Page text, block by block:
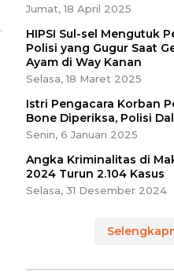
Jumat, 18 April 2025
HIPSI Sul-sel Mengutuk
Polisi yang Gugur Saat
Ayam di Way Kanan
Selasa, 18 Maret 2025
Istri Pengacara Korban
Bone Diperiksa, Polisi
Senin, 6 Januari 2025
Angka Kriminalitas di
2024 Turun 2.104 Kasus
Selasa, 31 Desember 2024